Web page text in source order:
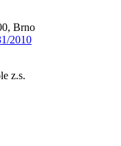
Brno
2010
z.s.